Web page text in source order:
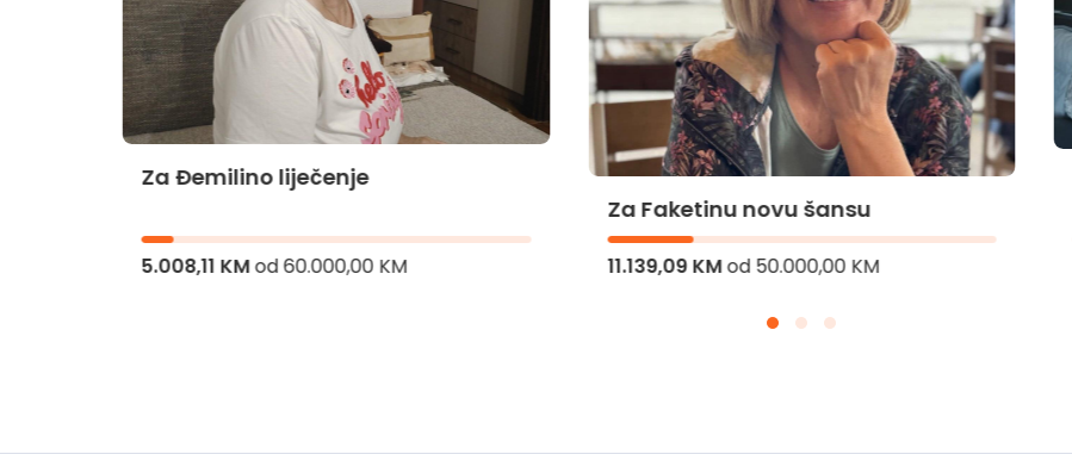
Za Đemilino liječenje
5.008,11 KMod60.000,00 KM
Za Faketinu novu šansu
11.139,09 KMod 50.000,00 KM